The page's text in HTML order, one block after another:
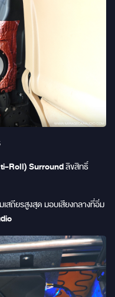
Roll) Surroundลิขสิทธิ์
สถียรสูงสุด มอบเสียงกลางที่อิ่ม